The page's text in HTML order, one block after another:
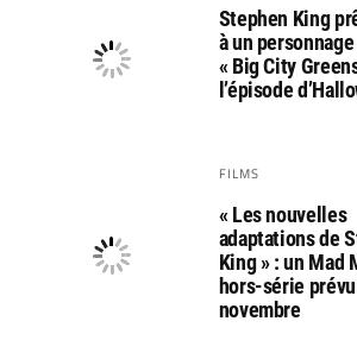
Stephen King
à un
« Big City
l’épisode
FILMS
« Les nouvelles
adaptations de
King » : un Mad
hors-série
novembre